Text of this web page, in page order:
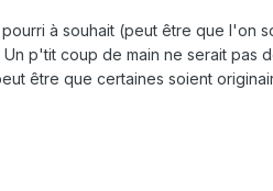
à souhait (peut être que l'on
p'tit coup de main ne serait pas
être que certaines soient